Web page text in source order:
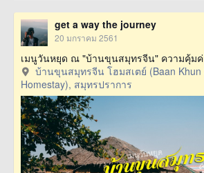
get a way the journey
20 มกราคม 2561
เมนูวันหยุด ณ "บ้านขุนสมุทรจีน" ความคุ้มค่
บ้านขุนสมุทรจีน โฮมสเตย์ (Baan Khun
Homestay), สมุทรปราการ